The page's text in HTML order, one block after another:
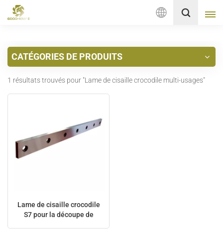
Français
English
français
CATÉGORIES DE PRODUITS
1 résultats trouvés pour "Lame de cisaille crocodile multi-usages"
Lame de cisaille crocodile
S7 pour la découpe de